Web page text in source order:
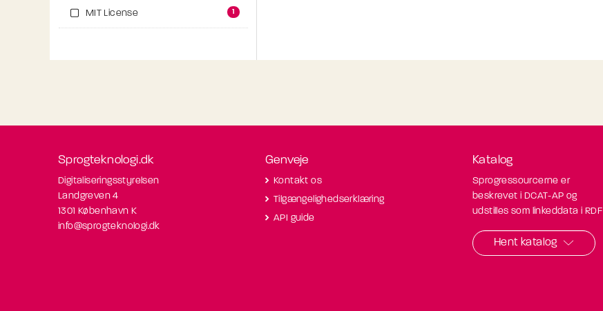
MIT License 1
Sprogteknologi.dk
Digitaliseringsstyrelsen
Landgreven 4
1301 København K
info@sprogteknologi.dk
Genveje
Kontakt os
Tilgængelighedserklæring
API guide
Katalog
Sprogressourcerne er
beskrevet i DCAT-AP og
udstilles som linkeddata i RDF
Hent katalog